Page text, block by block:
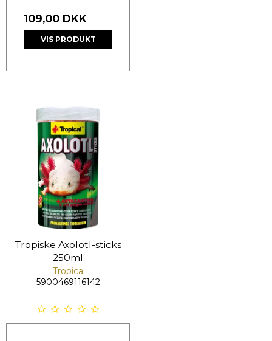
109,00 DKK
VIS PRODUKT
Tropiske Axolotl-sticks
250ml
Tropica
5900469116142